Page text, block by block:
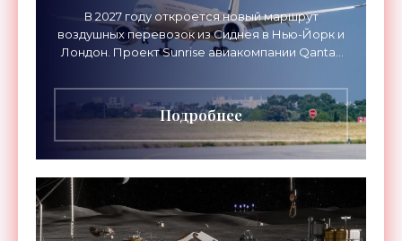
В 2027 году откроется новый маршрут
воздушных перевозок из Сиднея в Нью-Йорк и
Лондон. Проект Sunrise авиакомпании Qantas
длительностью до 24
Подробнее